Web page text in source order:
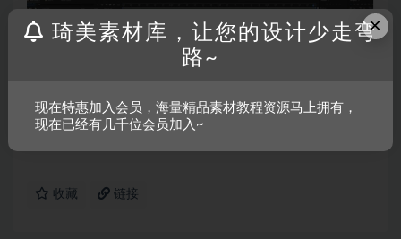
声明：温馨提示：本资源来源于互联网，仅供参考学习使用，若
该资源侵犯了您的权益，请联系我们处理。
收藏 链接
×
琦美素材库，让您的设计少走弯
路~
现在特惠加入会员，海量精品素材教程资源马上拥有，
现在已经有几千位会员加入~